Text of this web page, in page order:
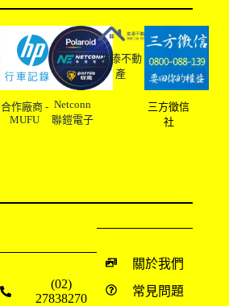
合作廠商 -
MUFU
Netconn
聯鎧電子
友溙不動
產
三方徵信
社
(02)
27838270
關於我們
常見問題